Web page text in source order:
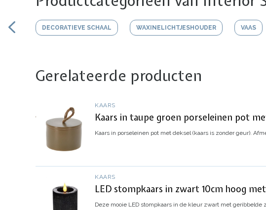
DECORATIEVE SCHAAL WAXINELICHTJESHOUDER VAAS
Gerelateerde producten
KAARS
Kaars in taupe groen porseleinen pot
Kaars in porseleinen pot met deksel (kaars is zonder geur).
KAARS
LED stompkaars in zwart 10cm hoog
Deze mooie LED stompkaars in de kleur zwart met